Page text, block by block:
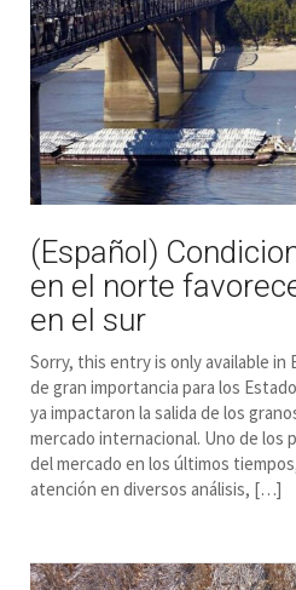
(Español)
en el norte
en el sur
Sorry, this entry is only available in
de gran importancia para los
ya impactaron la salida de los
mercado internacional. Uno de los
del mercado en los últimos
atención en diversos análisis, […]